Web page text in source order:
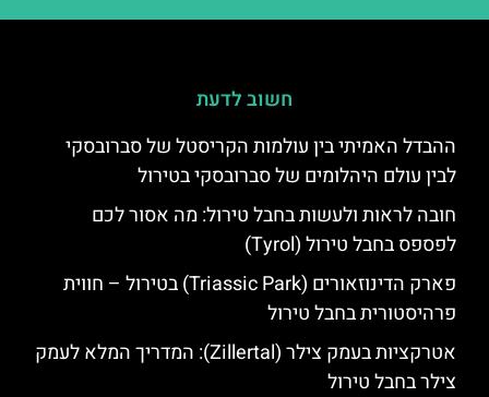
חשוב לדעת
ההבדל האמיתי בין עולמות הקריסטל של סברובסקי
לבין עולם היהלומים של סברובסקי בטירול
חובה לראות ולעשות בחבל טירול: מה אסור לכם
לפספס בחבל טירול (Tyrol)
פארק הדינוזאורים (Triassic Park) בטירול – חווית
פרהיסטורית בחבל טירול
אטרקציות בעמק צילר (Zillertal): המדריך המלא לעמק
צילר בחבל טירול